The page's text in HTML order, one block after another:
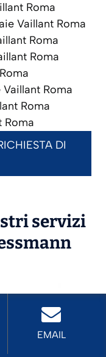
Roma
Vaillant Roma
Roma
Roma
Roma
Roma
Roma
DI
servizi
EMAIL